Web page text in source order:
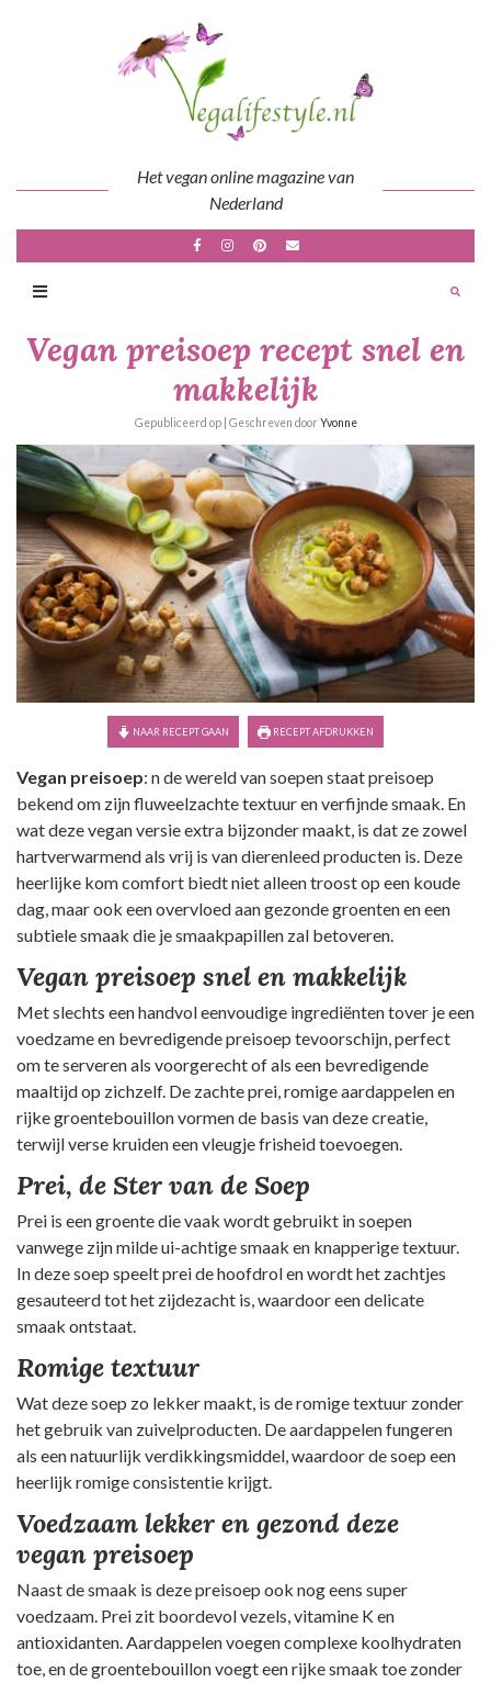
Het vegan online magazine van
Nederland
Vegan preisoep recept snel en
makkelijk
Gepubliceerd op | Geschreven door Yvonne
NAAR RECEPT GAAN RECEPT AFDRUKKEN
Vegan preisoep: n de wereld van soepen staat preisoep
bekend om zijn fluweelzachte textuur en verfijnde smaak. En
wat deze vegan versie extra bijzonder maakt, is dat ze zowel
hartverwarmend als vrij is van dierenleed producten is. Deze
heerlijke kom comfort biedt niet alleen troost op een koude
dag, maar ook een overvloed aan gezonde groenten en een
subtiele smaak die je smaakpapillen zal betoveren.
Vegan preisoep snel en makkelijk
Met slechts een handvol eenvoudige ingrediënten tover je een
voedzame en bevredigende preisoep tevoorschijn, perfect
om te serveren als voorgerecht of als een bevredigende
maaltijd op zichzelf. De zachte prei, romige aardappelen en
rijke groentebouillon vormen de basis van deze creatie,
terwijl verse kruiden een vleugje frisheid toevoegen.
Prei, de Ster van de Soep
Prei is een groente die vaak wordt gebruikt in soepen
vanwege zijn milde ui-achtige smaak en knapperige textuur.
In deze soep speelt prei de hoofdrol en wordt het zachtjes
gesauteerd tot het zijdezacht is, waardoor een delicate
smaak ontstaat.
Romige textuur
Wat deze soep zo lekker maakt, is de romige textuur zonder
het gebruik van zuivelproducten. De aardappelen fungeren
als een natuurlijk verdikkingsmiddel, waardoor de soep een
heerlijk romige consistentie krijgt.
Voedzaam lekker en gezond deze
vegan preisoep
Naast de smaak is deze preisoep ook nog eens super
voedzaam. Prei zit boordevol vezels, vitamine K en
antioxidanten. Aardappelen voegen complexe koolhydraten
toe, en de groentebouillon voegt een rijke smaak toe zonder